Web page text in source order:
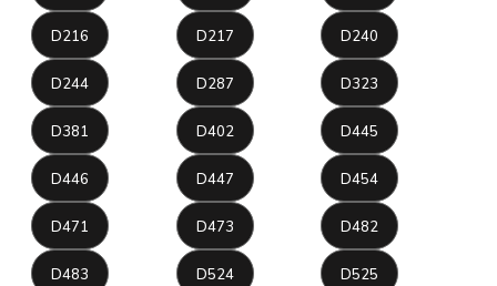
D216 D217 D240
D244 D287 D323
D381 D402 D445
D446 D447 D454
D471 D473 D482
D483 D524 D525